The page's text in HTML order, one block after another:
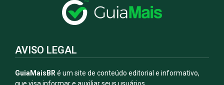
AVISO LEGAL
GuiaMaisBR é um site de conteúdo editorial e informativo,